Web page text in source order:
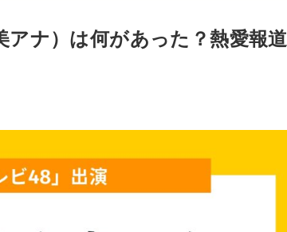
ナ）は何があった？熱愛報